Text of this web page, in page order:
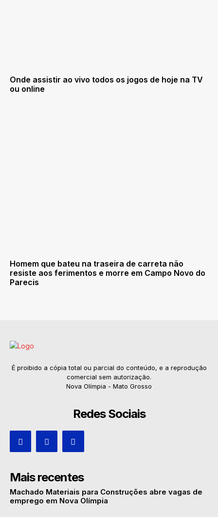
Onde assistir ao vivo todos os jogos de hoje na TV
ou online
Homem que bateu na traseira de carreta não
resiste aos ferimentos e morre em Campo Novo do
Parecis
É proibido a cópia total ou parcial do conteúdo, e a reprodução
comercial sem autorização.
Nova Olímpia - Mato Grosso
Redes Sociais
Mais recentes
Machado Materiais para Construções abre vagas de
emprego em Nova Olímpia